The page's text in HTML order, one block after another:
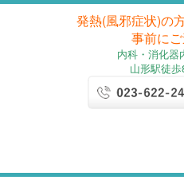
発熱(風邪症状)の
事前にご
内科・消化器
山形駅徒